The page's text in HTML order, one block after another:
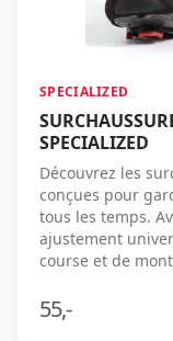
SPECIALIZED
SPECIALIZED
Découvrez les
conçues pour
tous les temps.
ajustement
course et de
55,-
Mot de passe*
Se